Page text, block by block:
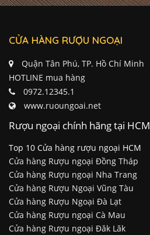
CỬA HÀNG RƯỢU NGOẠI
Quận Tân Phú, TP. Hồ Chí Minh
HOTLINE mua hàng
0972.12345.1
www.ruoungoai.net
Rượu ngoại chính hãng tại HCM
Top 10 Cửa hàng rượu ngoại HCM
Cửa hàng Rượu ngoại Đồng Tháp
Cửa hàng Rượu ngoại Nha Trang
Cửa hàng Rượu Ngoại Vũng Tàu
Cửa hàng Rượu Ngoại Đà Lạt
Cửa hàng Rượu ngoại Cà Mau
Cửa hàng Rượu ngoại Đăk Lăk